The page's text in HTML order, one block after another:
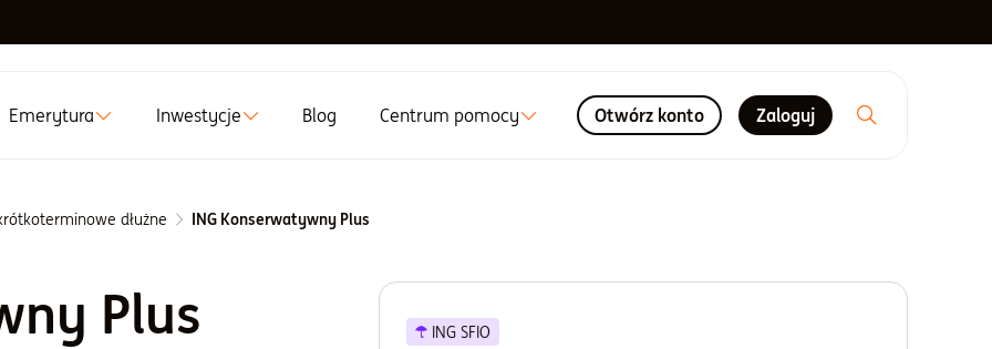
Emerytura Inwestycje Blog Centrum pomocy Otwórz konto Zaloguj
dłużne ING Konserwatywny Plus
Plus ING SFIO